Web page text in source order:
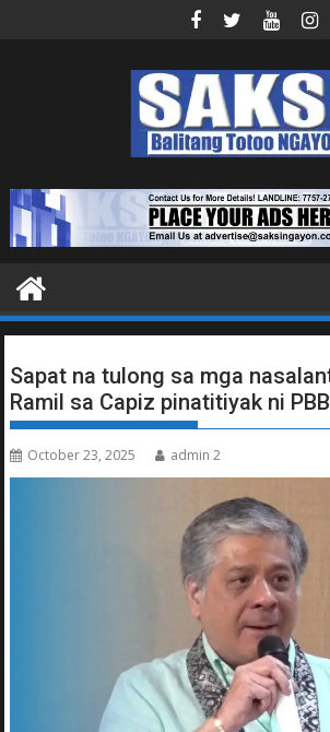
Sapat na tulong sa mga
Ramil sa Capiz pinatitiyak ni
October 23, 2025 admin 2